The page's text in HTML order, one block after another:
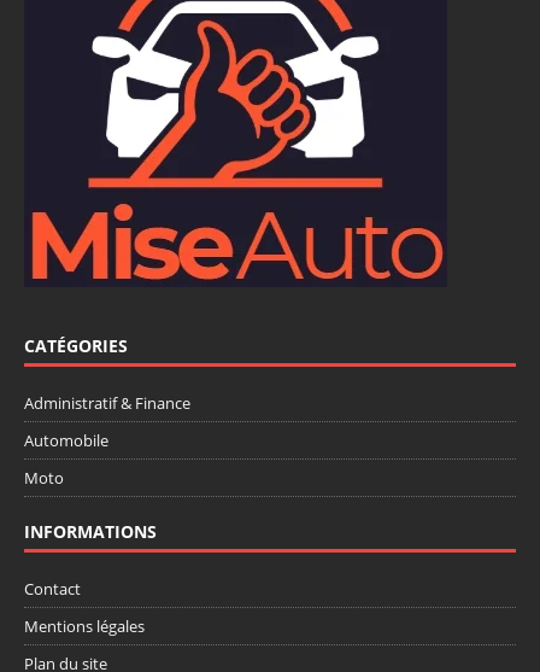
CATÉGORIES
Administratif & Finance
Automobile
Moto
INFORMATIONS
Contact
Mentions légales
Plan du site